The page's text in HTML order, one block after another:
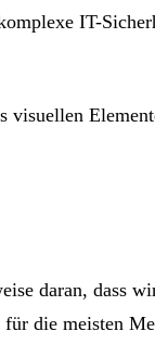
IT-
daran, dass
die meisten